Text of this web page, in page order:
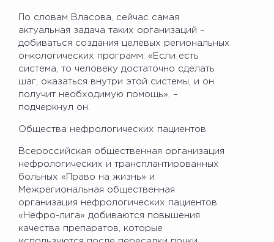
По словам Власова, сейчас самая
актуальная задача таких организаций –
добиваться создания целевых региональных
онкологических программ. «Если есть
система, то человеку достаточно сделать
шаг, оказаться внутри этой системы, и он
получит необходимую помощь», –
подчеркнул он.
Общества нефрологических пациентов
Всероссийская общественная организация
нефрологических и трансплантированных
больных «Право на жизнь» и
Межрегиональная общественная
организация нефрологических пациентов
«Нефро-лига» добиваются повышения
качества препаратов, которые